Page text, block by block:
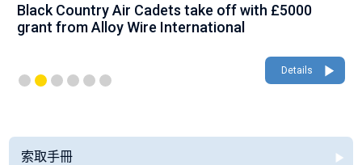
Black Country Air Cadets take off with £5000
grant from Alloy Wire International
Details
索取手冊